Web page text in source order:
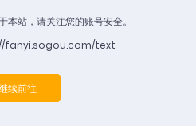
本站，请关注您的账号安全。
fanyi.sogou.com/text
续前往